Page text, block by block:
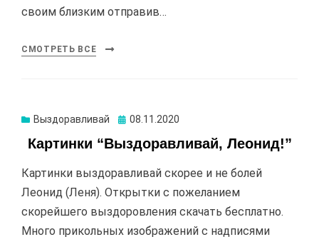
своим близким отправив…
СМОТРЕТЬ ВСЕ
Выздоравливай Опубликовано
08.11.2020
Картинки “Выздоравливай, Леонид!”
Картинки выздоравливай скорее и не болей
Леонид (Леня). Открытки с пожеланием
скорейшего выздоровления скачать бесплатно.
Много прикольных изображений с надписями